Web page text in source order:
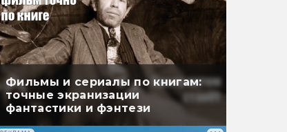
Фильмы и сериалы по книгам:
точные экранизации
фантастики и фэнтези